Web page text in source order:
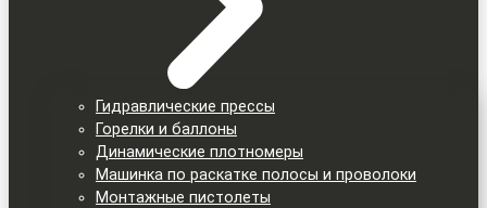
Гидравлические прессы
Горелки и баллоны
Динамические плотномеры
Машинка по раскатке полосы и проволоки
Монтажные пистолеты